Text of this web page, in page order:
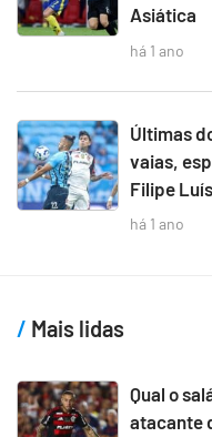
Asiática
há 1 ano
Últimas
vaias,
Filipe Luís
há 1 ano
Mais lidas
Qual o
atacante